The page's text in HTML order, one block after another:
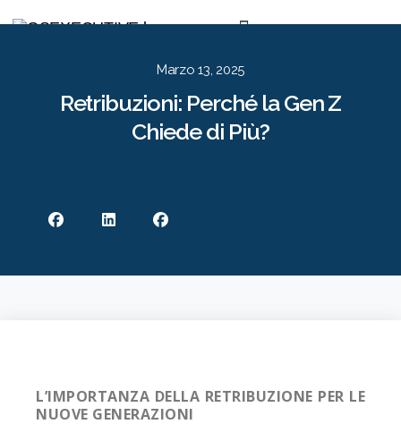
Marzo 13, 2025
Retribuzioni: Perché la Gen Z
Chiede di Più?
L’IMPORTANZA DELLA RETRIBUZIONE PER LE
NUOVE GENERAZIONI